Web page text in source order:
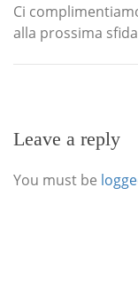
Ci
alla prossima
Leave a reply
You must be